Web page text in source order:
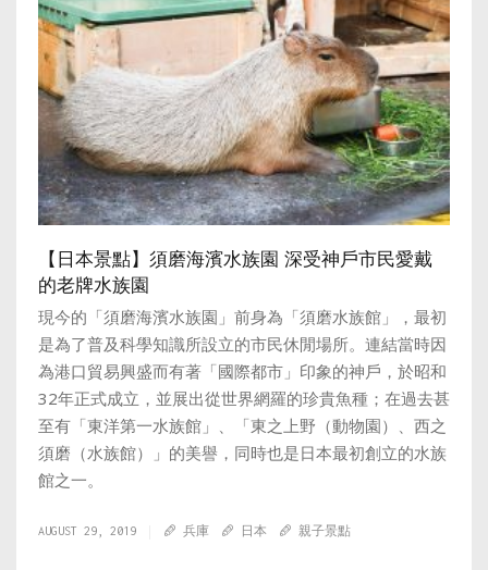
【日本景點】須磨海濱水族園 深受神戶市民愛戴
的老牌水族園
現今的「須磨海濱水族園」前身為「須磨水族館」，最初
是為了普及科學知識所設立的市民休閒場所。連結當時因
為港口貿易興盛而有著「國際都市」印象的神戶，於昭和
32年正式成立，並展出從世界網羅的珍貴魚種；在過去甚
至有「東洋第一水族館」、「東之上野（動物園）、西之
須磨（水族館）」的美譽，同時也是日本最初創立的水族
館之一。
AUGUST 29, 2019 兵庫 日本 親子景點